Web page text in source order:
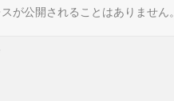
が公開されることはありません。